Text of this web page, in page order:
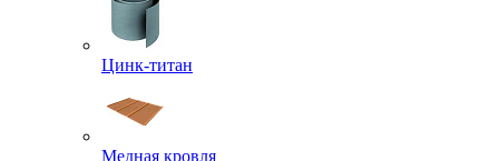
Цинк-титан
Медная кровля